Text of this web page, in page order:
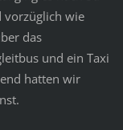
vorzüglich wie
das
und ein Taxi
hatten wir